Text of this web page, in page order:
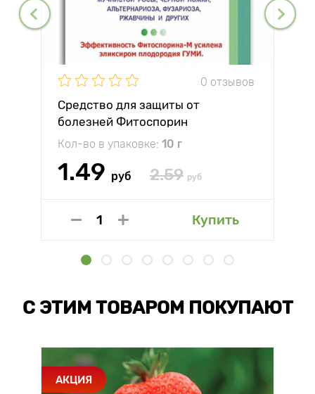
0 отзывов
Средство для защиты от
болезней Фитоспорин
Кол-во в упаковке: 10 г
1.49 руб 2.59 руб
Купить
С ЭТИМ ТОВАРОМ ПОКУПАЮТ
АКЦИЯ